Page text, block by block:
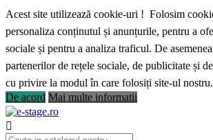
Acest site utilizează cookie-uri ! Folosim
personaliza conținutul și anunțurile, pentru a
sociale și pentru a analiza traficul. De
partenerilor de rețele sociale, de publicitate și
cu privire la modul în care folosiți site-ul nostru.
De acord Mai multe informatii
